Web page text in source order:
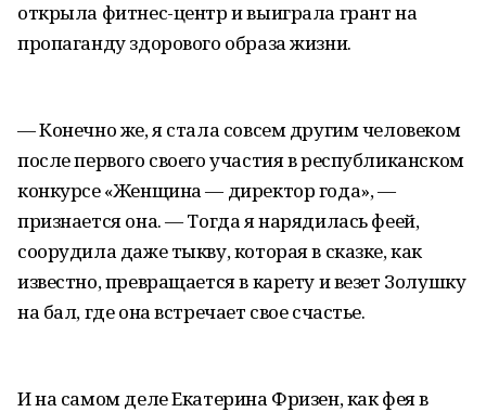
открыла фитнес-центр и выиграла грант на
пропаганду здорового образа жизни.
— Конечно же, я стала совсем другим человеком
после первого своего участия в республиканском
конкурсе «Женщина — директор года», —
признается она. — Тогда я нарядилась феей,
соорудила даже тыкву, которая в сказке, как
известно, превращается в карету и везет Золушку
на бал, где она встречает свое счастье.
И на самом деле Екатерина Фризен, как фея в